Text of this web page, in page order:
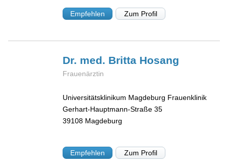
Empfehlen Zum Profil
Dr. med. Britta Hosang
Frauenärztin
Universitätsklinikum Magdeburg Frauenklinik
Gerhart-Hauptmann-Straße 35
39108 Magdeburg
Empfehlen Zum Profil